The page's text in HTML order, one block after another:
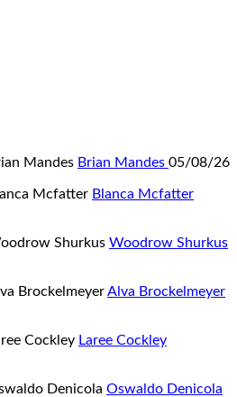
Brian Mandes 05/08/26
Blanca Mcfatter
Woodrow Shurkus
Alva Brockelmeyer
Laree Cockley
Oswaldo Denicola